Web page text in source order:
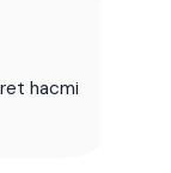
hacmi